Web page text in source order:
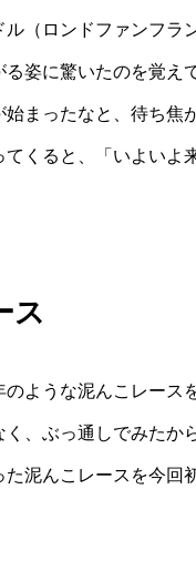
（ロンドファンフラ
姿に驚いたのを覚え
まったなと、待ち焦
くると、「いよいよ
ス
ような泥んこレース
、ぶっ通しでみたか
泥んこレースを今回